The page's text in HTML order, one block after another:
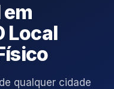
Local
qualquer cidade